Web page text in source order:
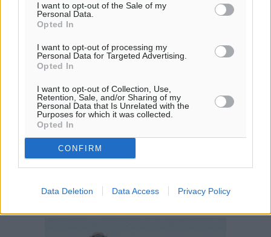
I want to opt-out of the Sale of my
Personal Data.
Opted In
I want to opt-out of processing my
Personal Data for Targeted Advertising.
Opted In
I want to opt-out of Collection, Use,
Retention, Sale, and/or Sharing of my
Personal Data that Is Unrelated with the
Purposes for which it was collected.
Opted In
CONFIRM
Data Deletion Data Access Privacy Policy
°
πρόγνωση:
°
29°
ΔΕ